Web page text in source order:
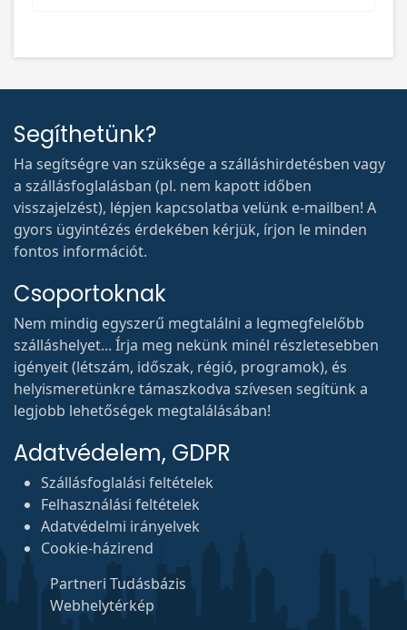
Segíthetünk?
Ha segítségre van szüksége a szálláshirdetésben vagy
a szállásfoglalásban (pl. nem kapott időben
visszajelzést), lépjen kapcsolatba velünk e-mailben! A
gyors ügyintézés érdekében kérjük, írjon le minden
fontos információt.
Csoportoknak
Nem mindig egyszerű megtalálni a legmegfelelőbb
szálláshelyet... Írja meg nekünk minél részletesebben
igényeit (létszám, időszak, régió, programok), és
helyismeretünkre támaszkodva szívesen segítünk a
legjobb lehetőségek megtalálásában!
Adatvédelem, GDPR
Szállásfoglalási feltételek
Felhasználási feltételek
Adatvédelmi irányelvek
Cookie-házirend
Partneri Tudásbázis
Webhelytérkép